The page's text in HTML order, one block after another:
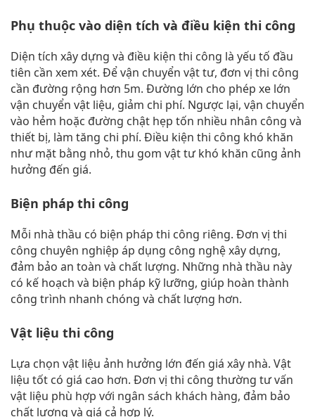
Phụ thuộc vào diện tích và điều kiện thi công
Diện tích xây dựng và điều kiện thi công là yếu tố đầu
tiên cần xem xét. Để vận chuyển vật tư, đơn vị thi công
cần đường rộng hơn 5m. Đường lớn cho phép xe lớn
vận chuyển vật liệu, giảm chi phí. Ngược lại, vận chuyển
vào hẻm hoặc đường chật hẹp tốn nhiều nhân công và
thiết bị, làm tăng chi phí. Điều kiện thi công khó khăn
như mặt bằng nhỏ, thu gom vật tư khó khăn cũng ảnh
hưởng đến giá.
Biện pháp thi công
Mỗi nhà thầu có biện pháp thi công riêng. Đơn vị thi
công chuyên nghiệp áp dụng công nghệ xây dựng,
đảm bảo an toàn và chất lượng. Những nhà thầu này
có kế hoạch và biện pháp kỹ lưỡng, giúp hoàn thành
công trình nhanh chóng và chất lượng hơn.
Vật liệu thi công
Lựa chọn vật liệu ảnh hưởng lớn đến giá xây nhà. Vật
liệu tốt có giá cao hơn. Đơn vị thi công thường tư vấn
vật liệu phù hợp với ngân sách khách hàng, đảm bảo
chất lượng và giá cả hợp lý.